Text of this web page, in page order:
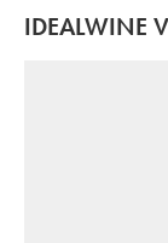
IDEALWINE